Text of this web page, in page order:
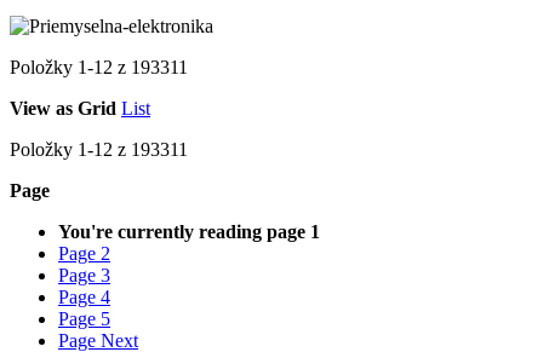
Položky 1-12 z 193311
View as Grid List
Položky 1-12 z 193311
Page
You're currently reading page 1
Page 2
Page 3
Page 4
Page 5
Page Next